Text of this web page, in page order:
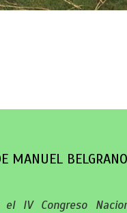
MANUEL
IV Congreso